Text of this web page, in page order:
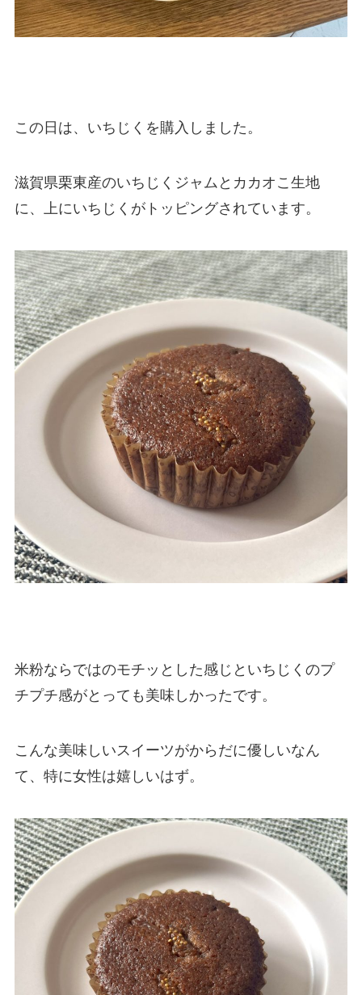
この日は、いちじくを購入しました。
滋賀県栗東産のいちじくジャムとカカオこ生地
に、上にいちじくがトッピングされています。
米粉ならではのモチッとした感じといちじくのプ
チプチ感がとっても美味しかったです。
こんな美味しいスイーツがからだに優しいなん
て、特に女性は嬉しいはず。